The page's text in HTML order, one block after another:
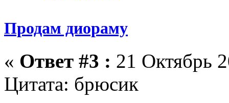
Продам диораму
« Ответ #3 : 21 Октябрь
Цитата: брюсик